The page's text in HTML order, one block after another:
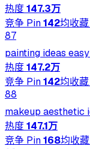
热度147.3万
竞争 Pin142均收藏
87
painting ideas
热度147.2万
竞争 Pin142均收藏
88
makeup aesthetic
热度147.1万
竞争 Pin168均收藏